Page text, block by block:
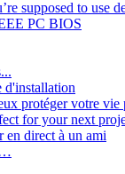
supposed to use
PC BIOS
d'installation
protéger votre vie
for your next
en direct à un ami